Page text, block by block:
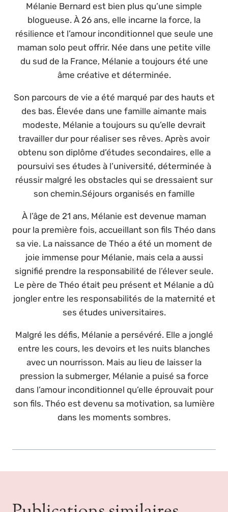
Mélanie Bernard est bien plus qu’une simple
blogueuse. À 26 ans, elle incarne la force, la
résilience et l’amour inconditionnel que seule une
maman solo peut offrir. Née dans une petite ville
du sud de la France, Mélanie a toujours été une
âme créative et déterminée.
Son parcours de vie a été marqué par des hauts et
des bas. Élevée dans une famille aimante mais
modeste, Mélanie a toujours su qu’elle devrait
travailler dur pour réaliser ses rêves. Après avoir
obtenu son diplôme d’études secondaires, elle a
poursuivi ses études à l’université, déterminée à
réussir malgré les obstacles qui se dressaient sur
son chemin.Séjours organisés en famille
À l’âge de 21 ans, Mélanie est devenue maman
pour la première fois, accueillant son fils Théo dans
sa vie. La naissance de Théo a été un moment de
joie immense pour Mélanie, mais cela a aussi
signifié prendre la responsabilité de l’élever seule.
Le père de Théo était peu présent et Mélanie a dû
jongler entre les responsabilités de la maternité et
ses études universitaires.
Malgré les défis, Mélanie a persévéré. Elle a jonglé
entre les cours, les devoirs et les nuits blanches
avec un nourrisson. Mais au lieu de laisser la
pression la submerger, Mélanie a puisé sa force
dans l’amour inconditionnel qu’elle éprouvait pour
son fils. Théo est devenu sa motivation, sa lumière
dans les moments sombres.